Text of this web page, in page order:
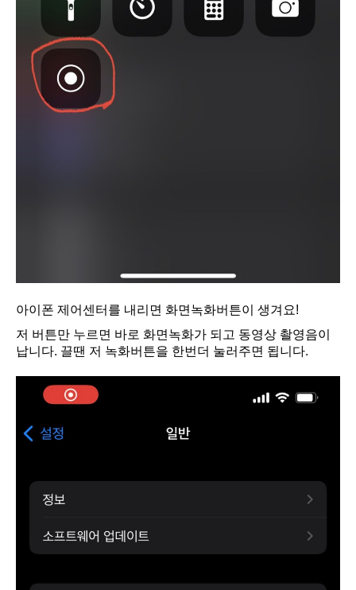
아이폰 제어센터를 내리면 화면녹화버튼이 생겨요!
저 버튼만 누르면 바로 화면녹화가 되고 동영상 촬영음이
납니다. 끌땐 저 녹화버튼을 한번더 눌러주면 됩니다.